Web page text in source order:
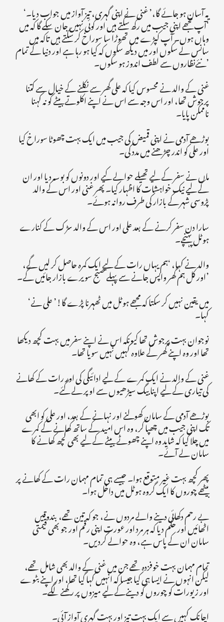
‘یہ آسان ہو جائے گا،’ غنی نے اپنی گہری، تیز آواز میں جواب دیا۔
‘آپ مجھے اپنی جیب میں رکھ سکتے ہیں اور کوئی نہیں جان سکے گا کہ میں
وہاں ہوں۔ آپ کپڑے میں تھوڑا سا سوراخ کر سکتے ہیں تاکہ میں
سانس لے سکوں اور میں دیکھ سکوں کہ کیا ہو رہا ہے اور دنیا کے تمام
نئےنظاروں سے لطف اندوز ہو سکوں۔’
غنی کے والد نے محسوس کیا کہ علی گھر سے نکلنے کے خیال سے کتنا
پرجوش تھا، اور اس وجہ سے اس نے اپنے اکلوتے بیٹے کو نہ کہنا
ناممکن پایا۔
بوڑھے آدمی نے اپنی قمیض کی جیب میں ایک بہت چھوٹا سوراخ کیا
اور علی کو اندر چڑھنے میں مدد کی۔
ماں نے سفر کے لیے تھیلے حوالے کیے اور دونوں کو بوسہ دیا اور ان
کے لیے نیک خواہشات کا اظہار کیا۔ پھر غنی اور اس کے والد
پڑوسی شہر کے بازار کی طرف روانہ ہوئے۔
سارا دن سفر کرنے کے بعد علی اور اس کے والد سڑک کے کنارے
ہوٹل پہنچے۔
والد نے کہا، ‘ہم یہاں رات کے لیے ایک کمرہ حاصل کر لیں گے،
اور کل ہم گھر واپس جانے سے پہلے صبح سویرے بازار جائیں گے۔’
‘میں یقین نہیں کر سکتا کہ مجھے ہوٹل میں ٹھہرنا پڑے گا!’ علی نے
کہا۔
نوجوان بہت پرجوش تھا کیونکہ اس نے اپنے سفر میں بہت کچھ دیکھا
تھا اور وہ اپنے گھر کے علاوہ کہیں نہیں سویا تھا۔
غنی کے والد نے ایک کمرے کے لیے ادائیگی کی اور رات کے کھانے
کی تیاری کے لیے اپنا بیگ سیڑھیوں سے اوپر لے گئے۔
بوڑھے آدمی کے سامان کھولنے اور نہانے کے بعد، اور علی کو ابھی
تک اپنی جیب میں چھپا کر، وہ اس امید کے ساتھ کھانے کے کمرے
میں چلا گیا کہ شاید وہ اپنے چھوٹے بیٹے کے لیے بھی کچھ کھانے کا
سامان لے آئے۔
پھر کچھ بہت غیر متوقع ہوا۔ جیسے ہی تمام مہمان رات کے کھانے پر
بیٹھے چوروں کا ایک گروہ ہوٹل میں داخل ہوا۔
بے رحم دکھائی دینے والے مردوں نے، جو کہ تین تھے، بندوقیں
اٹھائیں اور حکم دیا کہ ہر مرد اور عورت اپنی رقم اور جو بھی قیمتی
سامان ان کے پاس ہے، وہ حوالے کردیں۔
تمام مہمان بہت خوفزدہ تھے جن میں غنی کے والد بھی شامل تھے،
لیکن انہوں نے ایسا ہی کیا جیسا کہ انہیں کہا گیا تھا، اور اپنے بٹوے
اور زیورات کو چوروں کو دینےکے لیے میزوں پر رکھنے لگے۔
اچانک کہیں سے ایک بہت تیز اور بہت گہری آواز آئی۔